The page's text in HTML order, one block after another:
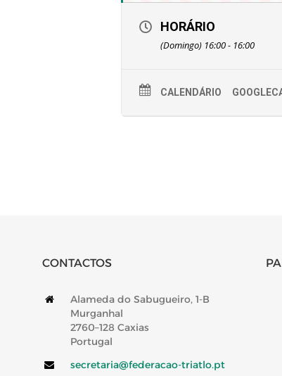
HORÁRIO
(Domingo) 16:00 - 16:00
CALENDÁRIO
CONTACTOS
Alameda do Sabugueiro, 1-B
Murganhal
2760–128 Caxias
Portugal
secretaria@federacao-triatlo.pt